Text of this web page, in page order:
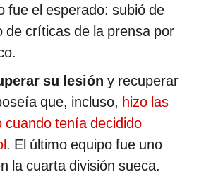
fue el esperado: subió de
de críticas de la prensa por
su lesión y recuperar
que, incluso, hizo las
cuando tenía decidido
. El último equipo fue uno
la cuarta división sueca.